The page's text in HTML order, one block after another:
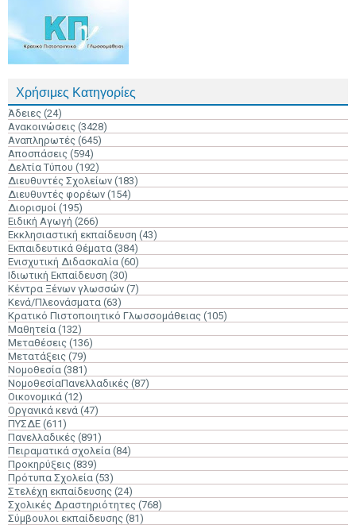
Χρήσιμες Κατηγορίες
Άδειες (24)
Ανακοινώσεις (3428)
Αναπληρωτές (645)
Αποσπάσεις (594)
Δελτία Τύπου (192)
Διευθυντές Σχολείων (183)
Διευθυντές φορέων (154)
Διορισμοί (195)
Ειδική Αγωγή (266)
Εκκλησιαστική εκπαίδευση (43)
Εκπαιδευτικά Θέματα (384)
Ενισχυτική Διδασκαλία (60)
Ιδιωτική Εκπαίδευση (30)
Κέντρα Ξένων γλωσσών (7)
Κενά/Πλεονάσματα (63)
Κρατικό Πιστοποιητικό Γλωσσομάθειας (105)
Μαθητεία (132)
Μεταθέσεις (136)
Μετατάξεις (79)
Νομοθεσία (381)
ΝομοθεσίαΠανελλαδικές (87)
Οικονομικά (12)
Οργανικά κενά (47)
ΠΥΣΔΕ (611)
Πανελλαδικές (891)
Πειραματικά σχολεία (84)
Προκηρύξεις (839)
Πρότυπα Σχολεία (53)
Στελέχη εκπαίδευσης (24)
Σχολικές Δραστηριότητες (768)
Σύμβουλοι εκπαίδευσης (81)